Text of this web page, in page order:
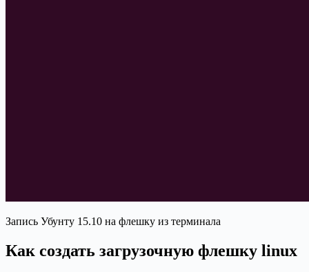
Запись Убунту 15.10 на флешку из терминала
Как создать загрузочную флешку linux